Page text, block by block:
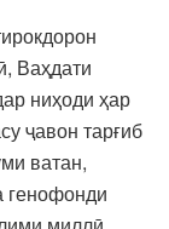
Ваҳдати
ниҳоди ҳар
ҷавон тарғиб
ватан,
генофонди